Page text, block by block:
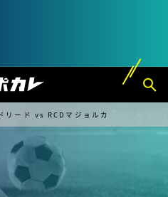
リード vs RCDマジョルカ